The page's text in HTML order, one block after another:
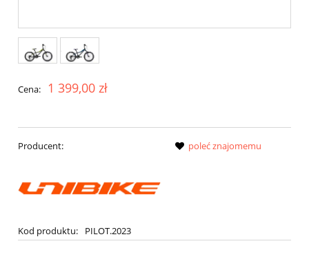
Cena: 1 399,00 zł
Producent:
Kod produktu: PILOT.2023
poleć znajomemu